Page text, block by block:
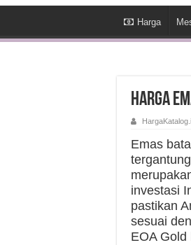
Harga
Harga
Emas
investasi
pastikan
sesuai
EOA Gold